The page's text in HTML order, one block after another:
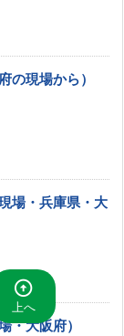
の現場から）
場・兵庫県・大
・大阪府）

上へ